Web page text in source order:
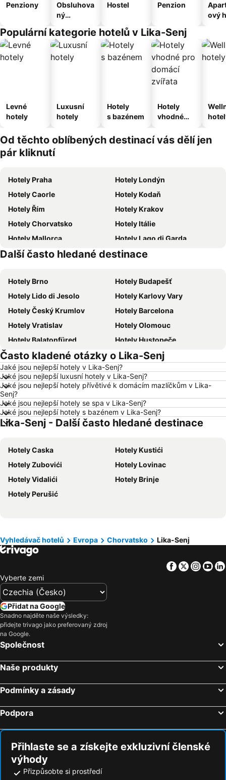
Penziony
Obsluhova
ný
Hostel Penzion
ový
Populární kategorie hotelů v Lika-Senj
Levné
hotely
Luxusní
hotely
Hotely
s bazénem
Hotely
vhodné
domácí
zvířata
Od těchto oblíbených destinací vás dělí jen
pár kliknutí
Hotely Praha
Hotely Londýn
Hotely Caorle
Hotely Kodaň
Hotely Řím
Hotely Krakov
Hotely Chorvatsko
Hotely Itálie
Hotely Mallorca
Hotely Lago di Garda
Hotely Česká republika
Hotely Istrie
Další často hledané destinace
Hotely Brno
Hotely Budapešť
Hotely Lido di Jesolo
Hotely Karlovy Vary
Hotely Český Krumlov
Hotely Barcelona
Hotely Vratislav
Hotely Olomouc
Hotely Balatonfüred
Hotely Hustopeče
Hotely Vídeň
Hotely Hurghada
Hotely Bratislava
Hotely Kolobrzeg
Hotely Třeboň
Hotely Málaga
Hotely Amsterdam
Hotely Ostrava
Hotely Lignano Sabbiadoro
Hotely Vysočina
Hotely Šumava
Hotely Wolfgangsee
Hotely Rakousko
Hotely Polsko
Hotely Slovinsko
Hotely Jeseníky
Hotely Korfu
Hotely Emilia-Romagna
Hotely Krkonoše
Hotely Kypr
Hotely Koh Samui
Často kladené otázky o Lika-Senj
Jaké jsou nejlepší hotely v Lika-Senj?
Jaké jsou nejlepší luxusní hotely v Lika-Senj?
Jaké jsou nejlepší hotely přívětivé k domácím mazlíčkům v Lika-
Senj?
Jaké jsou nejlepší hotely se spa v Lika-Senj?
Jaké jsou nejlepší hotely s bazénem v Lika-Senj?
Lika-Senj - Další často hledané destinace
Hotely Caska
Hotely Kustići
Hotely Zubovići
Hotely Lovinac
Hotely Vidalići
Hotely Brinje
Hotely Perušić
Vyhledávač hotelů Evropa Chorvatsko Lika-Senj
Facebook
Twitter
Vyberte zemi
Přidat na Google
Snadno najděte naše výsledky:
přidejte trivago jako preferovaný zdroj
na Google.
Společnost
Naše produkty
Podmínky a zásady
Podpora
Přihlaste se a získejte exkluzivní členské
výhody
Přizpůsobte si prostředí